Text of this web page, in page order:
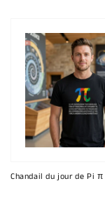
Chandail du jour de Pi π